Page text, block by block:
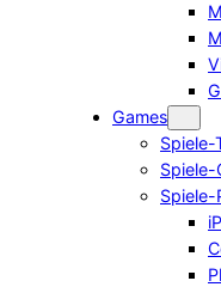
Games
Spiele-
Spiele-